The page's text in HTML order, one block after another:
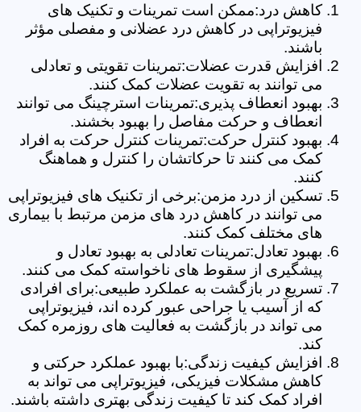
کاهش درد:ممکن است تمرینات و تکنیک های
فیزیوتراپی در کاهش درد عضلانی و مفصلی مؤثر
باشند.
افزایش قدرت عضلات:تمرینات تقویتی و تعادلی
می توانند به تقویت عضلات کمک کنند.
بهبود انعطاف پذیری:تمرینات استرچینگ می توانند
انعطاف و حرکت مفاصل را بهبود بخشند.
بهبود کنترل حرکت:تمرینات کنترل حرکت به افراد
کمک می کنند تا حرکاتشان را کنترل و هماهنگ
کنند.
تسکین از درد مزمن:برخی از تکنیک های فیزیوتراپی
می توانند در کاهش درد های مزمن مرتبط با بیماری
های مختلف کمک کنند.
بهبود تعادل:تمرینات تعادلی به بهبود تعادل و
پیشگیری از سقوط های ناخواسته کمک می کنند.
تسریع در بازگشت به عملکرد طبیعی:برای افرادی
که از آسیب یا جراحی عبور کرده اند، فیزیوتراپی
می تواند در بازگشت به فعالیت های روزمره کمک
کند.
افزایش کیفیت زندگی:با بهبود عملکرد حرکتی و
کاهش مشکلات فیزیکی، فیزیوتراپی می تواند به
افراد کمک کند تا کیفیت زندگی بهتری داشته باشند.